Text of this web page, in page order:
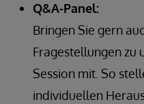
Q&A-Panel:
Bringen Sie gern
Fragestellungen zu
Session mit. So
individuellen